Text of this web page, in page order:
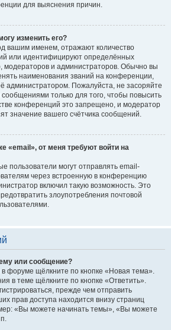
для выяснения причин.
изменить его?
вашим именем, отражают количество
или идентифицируют определённых
модераторов и администраторов. Обычно вы
наименования званий на конференции,
администратором. Пожалуйста, не засоряйте
только для того, чтобы повысить
конференций это запрещено, и модератор
значение вашего счётчика сообщений.
«email», от меня требуют войти на
пользователи могут отправлять email-
через встроенную в конференцию
включил такую возможность. Это
злоупотребления почтовой
или сообщение?
форуме щёлкните по кнопке «Новая тема».
в теме щёлкните по кнопке «Ответить».
прежде чем отправить
прав доступа находится внизу страниц
«Вы можете начинать темы», «Вы можете